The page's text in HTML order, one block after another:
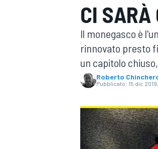
MOTOGP
WRC
CI
Il monegasco è
rinnovato presto
un capitolo
Roberto
Pubblicato: 15 dic